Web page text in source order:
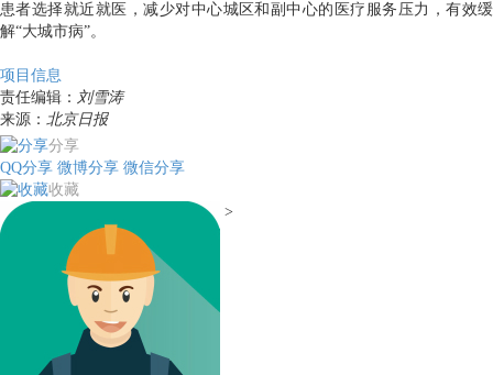
患者选择就近就医，减少对中心城区和副中心的医疗服务压力，有效缓
解“大城市病”。
项目信息
责任编辑： 刘雪涛
来源： 北京日报
分享
QQ分享 微博分享 微信分享
收藏
>